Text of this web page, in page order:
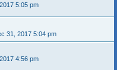
5:05 pm
31, 2017 5:04 pm
4:56 pm